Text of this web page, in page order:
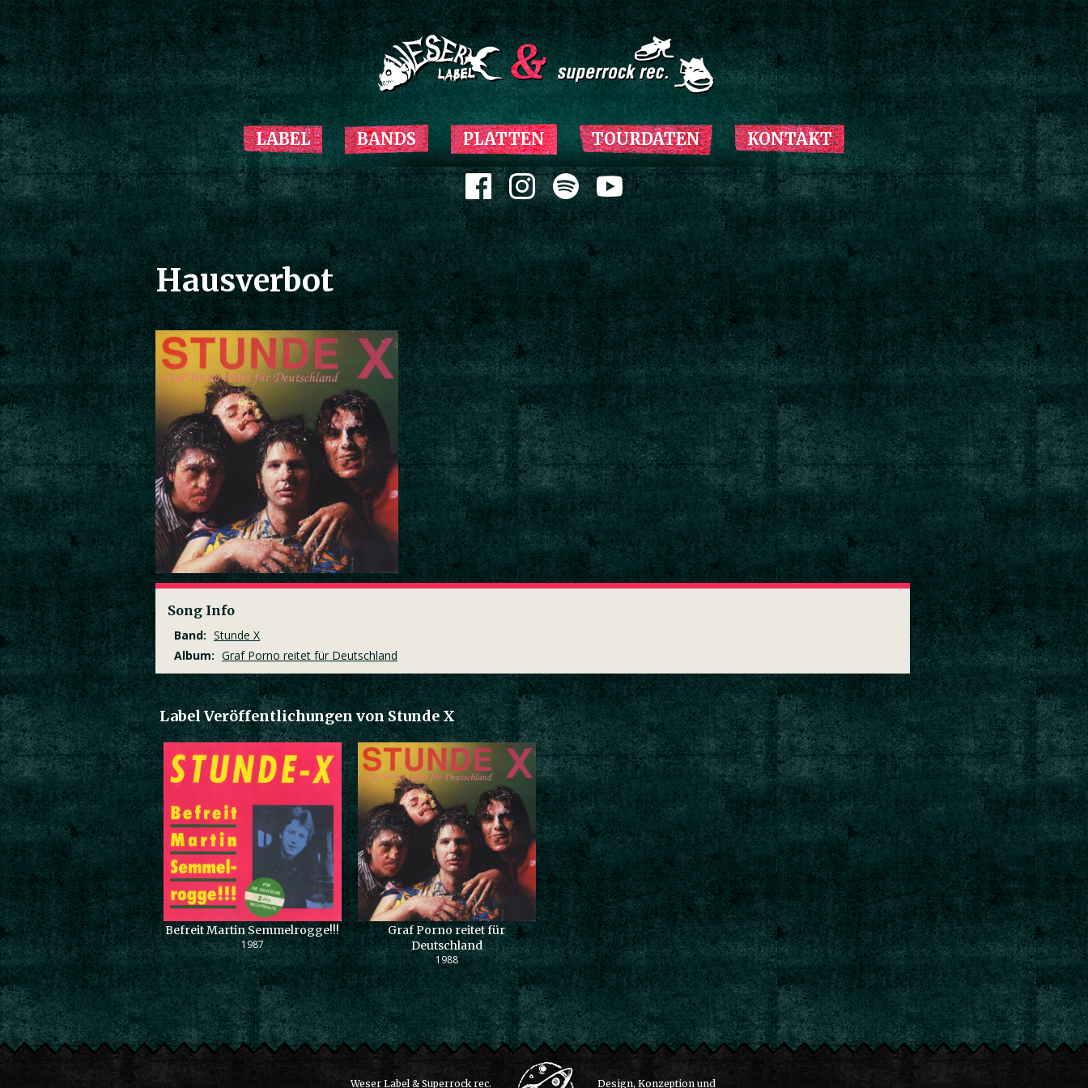
Zum Inhalt springen
LABEL BANDS PLATTEN TOURDATEN KONTAKT
Zum Inhalt springen
Hausverbot
Song Info
Band: Stunde X
Album: Graf Porno reitet für Deutschland
Label Veröffentlichungen von Stunde X
Befreit Martin Semmelrogge!!!
1987
Graf Porno reitet für
Deutschland
1988
Weser Label & Superrock rec. Design, Konzeption und